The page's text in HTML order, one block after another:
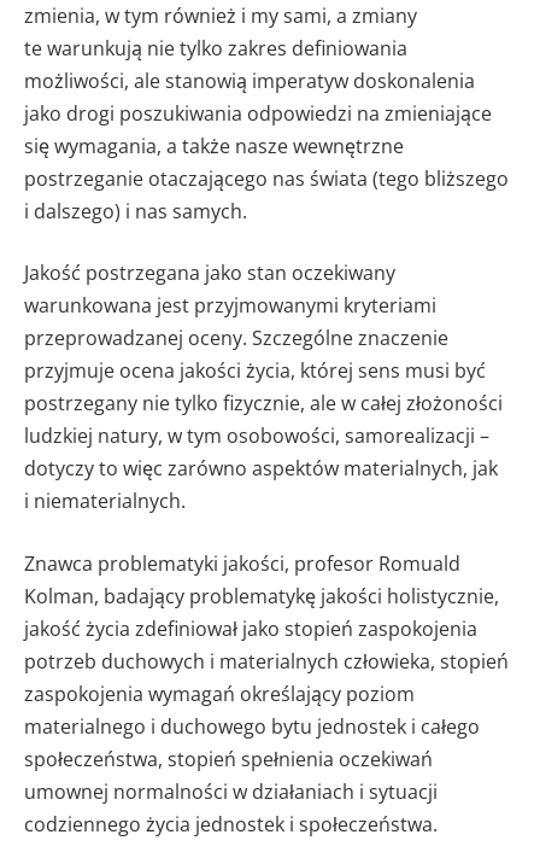
zmienia, w tym również i my sami, a zmiany
te warunkują nie tylko zakres definiowania
możliwości, ale stanowią imperatyw doskonalenia
jako drogi poszukiwania odpowiedzi na zmieniające
się wymagania, a także nasze wewnętrzne
postrzeganie otaczającego nas świata (tego bliższego
i dalszego) i nas samych.
Jakość postrzegana jako stan oczekiwany
warunkowana jest przyjmowanymi kryteriami
przeprowadzanej oceny. Szczególne znaczenie
przyjmuje ocena jakości życia, której sens musi być
postrzegany nie tylko fizycznie, ale w całej złożoności
ludzkiej natury, w tym osobowości, samorealizacji –
dotyczy to więc zarówno aspektów materialnych, jak
i niematerialnych.
Znawca problematyki jakości, profesor Romuald
Kolman, badający problematykę jakości holistycznie,
jakość życia zdefiniował jako stopień zaspokojenia
potrzeb duchowych i materialnych człowieka, stopień
zaspokojenia wymagań określający poziom
materialnego i duchowego bytu jednostek i całego
społeczeństwa, stopień spełnienia oczekiwań
umownej normalności w działaniach i sytuacji
codziennego życia jednostek i społeczeństwa.